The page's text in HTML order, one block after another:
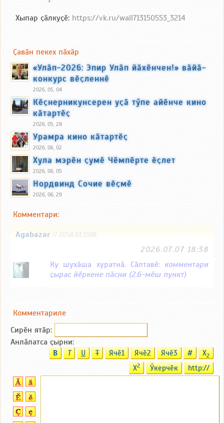
Хыпар ҫӑлкуҫӗ: https://vk.ru/wall713150553_3214
Ҫавӑн пекех пӑхӑр
«Улӑп-2026: Эпир Улӑп йӑхӗнчен!» вӑйӑ-
конкурс вӗҫленнӗ
2026, 05, 04
Кӗҫнерникунсерен уҫӑ тӳпе айӗнче кино
кӑтартӗҫ
2026, 05, 28
Урамра кино кӑтартӗҫ
2026, 06, 02
Хула мэрӗн ҫумӗ Чӗмпӗрте ӗҫлет
2026, 06, 05
Нордвинд Сочие вӗҫмӗ
2026, 06, 29
Комментари:
Agabazar // 2058.83.1388
2026.07.07 18:38
Ку шухӑша хуратнӑ. Сӑлтавӗ: комментари
ҫырас йӗркене пӑсни (2.6-мӗш пункт)
Комментариле
Сирӗн ятӑp:
Анлӑлатса ҫырни:
B T U T Ячӗ1 Ячӗ2 Ячӗ3 # X2
X2 Ӳкерчӗк http://